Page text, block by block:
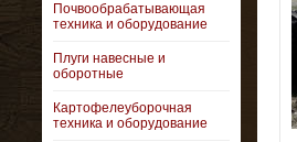
Почвообрабатывающая
техника и оборудование
Плуги навесные и
оборотные
Картофелеуборочная
техника и оборудование